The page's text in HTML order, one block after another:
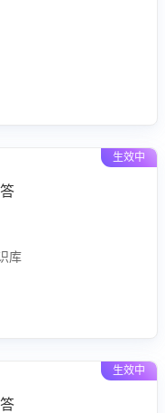
生效中
库
生效中